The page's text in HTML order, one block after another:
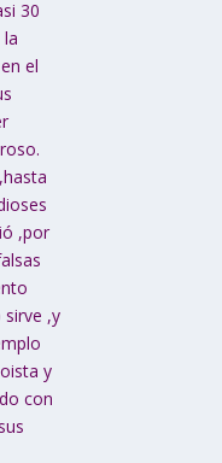
30
el
,por
,y
y
con